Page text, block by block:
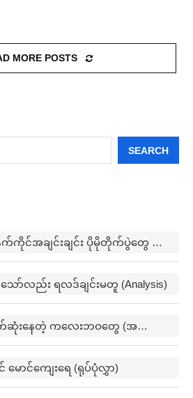
MORE POSTS
SEARCH
“တိုင်းရင်းသား လက်နက်ကိုင်အချင်းချင်း ပိုမိုတိုက်ပွဲတွေ ဖြစ်ပွားမှုတွေက မြေရှားနဲ့ ပတ်သက်ပြီးတော့ ထိပ်တိုက်များလာတယ်”
ော်လည်း ရလဒ်ချင်းမတူ (Analysis)
ဝမ်းရေးကြောင့် ပျောက်ဆုံးနေတဲ့ ကလေးဘဝတွေ (အတွေးအမြင်)
ောင်ကျေးရေ (ရုပ်ပုံလွှာ)